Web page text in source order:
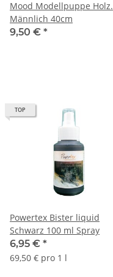
Mood Modellpuppe Holz.
Männlich 40cm
9,50 € *
TOP
Powertex Bister liquid
Schwarz 100 ml Spray
6,95 € *
69,50 € pro 1 l